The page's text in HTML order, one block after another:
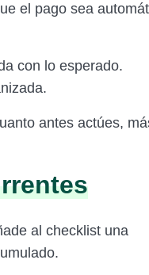
el pago sea
con lo esperado.
antes actúes,
al checklist una